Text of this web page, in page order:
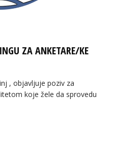
ZA ANKETARE/KE
, objavljuje poziv za
koje žele da sprovedu